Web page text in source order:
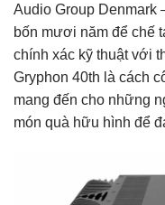
Audio Group Denmark
bốn mươi năm để chế
chính xác kỹ thuật với
Gryphon 40th là cách
mang đến cho những
món quà hữu hình để